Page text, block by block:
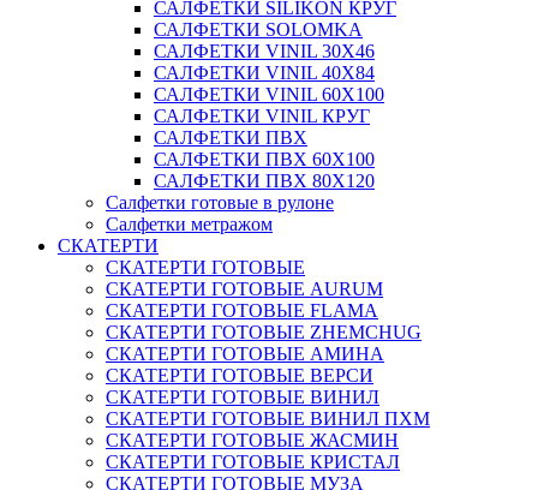
САЛФЕТКИ SILIKON КРУГ
САЛФЕТКИ SOLOMKA
САЛФЕТКИ VINIL 30Х46
САЛФЕТКИ VINIL 40Х84
САЛФЕТКИ VINIL 60Х100
САЛФЕТКИ VINIL КРУГ
САЛФЕТКИ ПВХ
САЛФЕТКИ ПВХ 60Х100
САЛФЕТКИ ПВХ 80Х120
Салфетки готовые в рулоне
Салфетки метражом
СКАТЕРТИ
СКАТЕРТИ ГОТОВЫЕ
СКАТЕРТИ ГОТОВЫЕ AURUM
СКАТЕРТИ ГОТОВЫЕ FLAMA
СКАТЕРТИ ГОТОВЫЕ ZHEMCHUG
СКАТЕРТИ ГОТОВЫЕ АМИНА
СКАТЕРТИ ГОТОВЫЕ ВЕРСИ
СКАТЕРТИ ГОТОВЫЕ ВИНИЛ
СКАТЕРТИ ГОТОВЫЕ ВИНИЛ ПХМ
СКАТЕРТИ ГОТОВЫЕ ЖАСМИН
СКАТЕРТИ ГОТОВЫЕ КРИСТАЛ
СКАТЕРТИ ГОТОВЫЕ МУЗА